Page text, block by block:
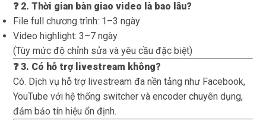
❓ 2. Thời gian bàn giao video là bao lâu?
File full chương trình: 1–3 ngày
Video highlight: 3–7 ngày
(Tùy mức độ chỉnh sửa và yêu cầu đặc biệt)
❓ 3. Có hỗ trợ livestream không?
Có. Dịch vụ hỗ trợ livestream đa nền tảng như Facebook,
YouTube với hệ thống switcher và encoder chuyên dụng,
đảm bảo tín hiệu ổn định.